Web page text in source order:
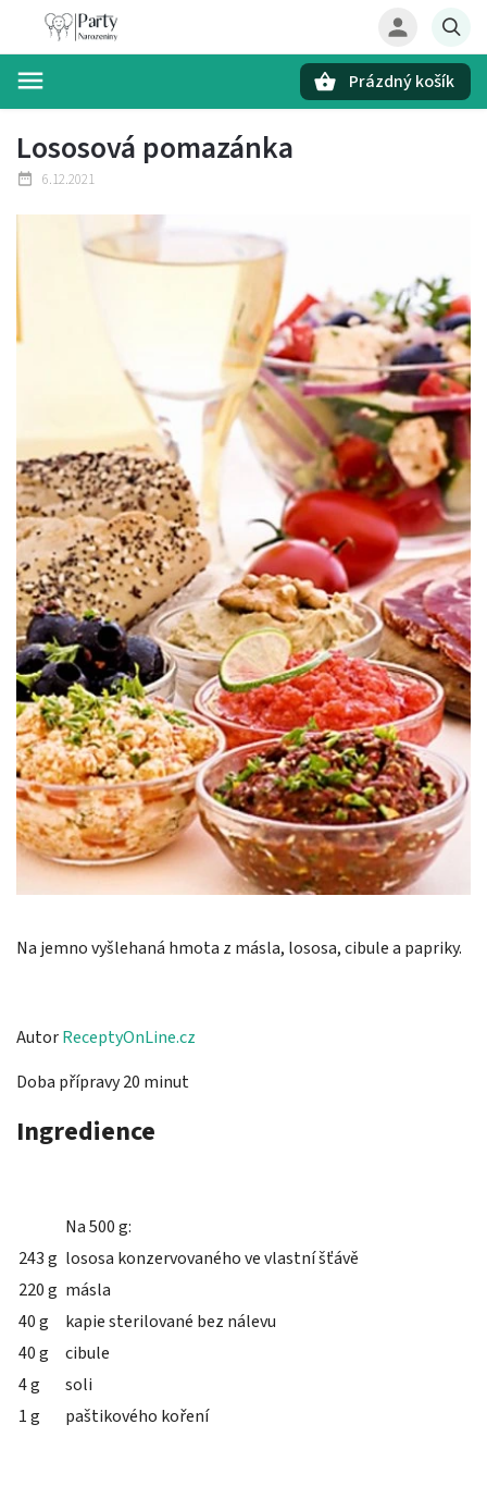
Prázdný košík
Lososová pomazánka
6.12.2021
Na jemno vyšlehaná hmota z másla, lososa, cibule a papriky.
AutorReceptyOnLine.cz
Doba přípravy 20 minut
Ingredience
Na 500 g:
243 g lososa konzervovaného ve vlastní šťávě
220 g másla
40 g
kapie sterilované bez nálevu
40 g
cibule
4 g
soli
1 g
paštikového koření